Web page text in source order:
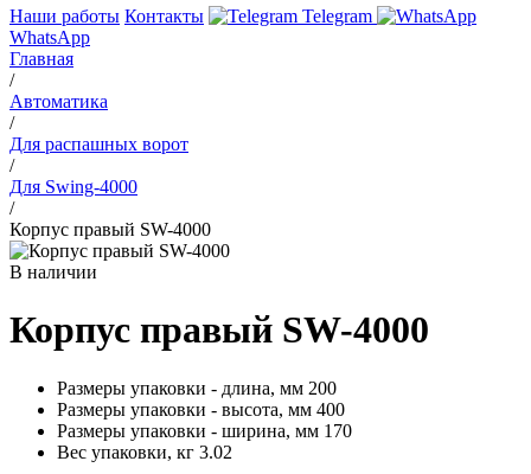
Наши работы Контакты
Telegram
WhatsApp
Главная
/
Автоматика
/
Для распашных ворот
/
Для Swing-4000
/
Корпус правый SW-4000
В наличии
Корпус правый SW-4000
Размеры упаковки - длина, мм 200
Размеры упаковки - высота, мм 400
Размеры упаковки - ширина, мм 170
Вес упаковки, кг 3.02